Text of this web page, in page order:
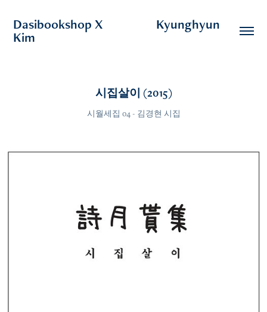
Dasibookshop X                  Kyunghyun
Kim
시집살이 (2015)
시월세집 04 - 김경현 시집